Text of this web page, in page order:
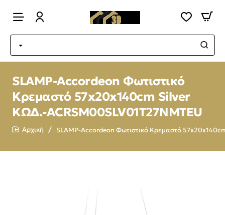
SLAMP-Accordeon Φωτιστικό
Κρεμαστό 57x20x140cm Silver
ΚΩΔ.-ACRSM00SLV01T27NMTEU
SLAMP-Accordeon Φωτιστικό Κρεμαστό